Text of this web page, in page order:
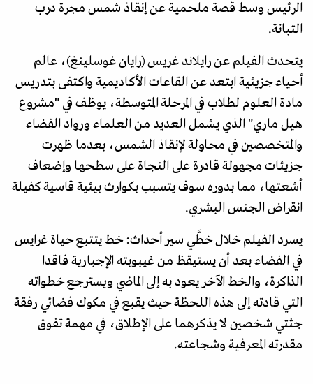
الرئيس وسط قصة ملحمية عن إنقاذ شمس مجرة درب
التبانة.
يتحدث الفيلم عن رايلاند غريس (رايان غوسلينغ)، عالم
أحياء جزيئية ابتعد عن القاعات الأكاديمية واكتفى بتدريس
مادة العلوم لطلاب في المرحلة المتوسطة، يوظف في "مشروع
هيل ماري" الذي يشمل العديد من العلماء ورواد الفضاء
والمتخصصين في محاولة لإنقاذ الشمس، بعدما ظهرت
جزيئات مجهولة قادرة على النجاة على سطحها وإضعاف
أشعتها، مما بدوره سوف يتسبب بكوارث بيئية قاسية كفيلة
انقراض الجنس البشري.
يسرد الفيلم خلال خطَّي سير أحداث: خط يتتبع حياة غرايس
في الفضاء بعد أن يستيقظ من غيبوبته الإجبارية فاقدا
الذاكرة، والخط الآخر يعود به إلى الماضي ويسترجع خطواته
التي قادته إلى هذه اللحظة حيث يقبع في مكوك فضائي رفقة
جثتي شخصين لا يذكرهما على الإطلاق، في مهمة تفوق
مقدرته المعرفية وشجاعته.